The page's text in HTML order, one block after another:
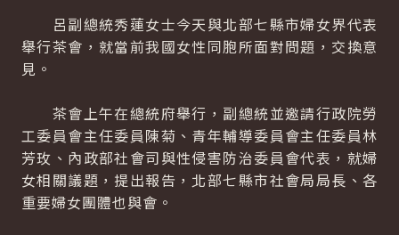
呂副總統秀蓮女士今天與北部七縣市婦女界代表
舉行茶會，就當前我國女性同胞所面對問題，交換意
見。
茶會上午在總統府舉行，副總統並邀請行政院勞
工委員會主任委員陳菊、青年輔導委員會主任委員林
芳玫、內政部社會司與性侵害防治委員會代表，就婦
女相關議題，提出報告，北部七縣市社會局局長、各
重要婦女團體也與會。